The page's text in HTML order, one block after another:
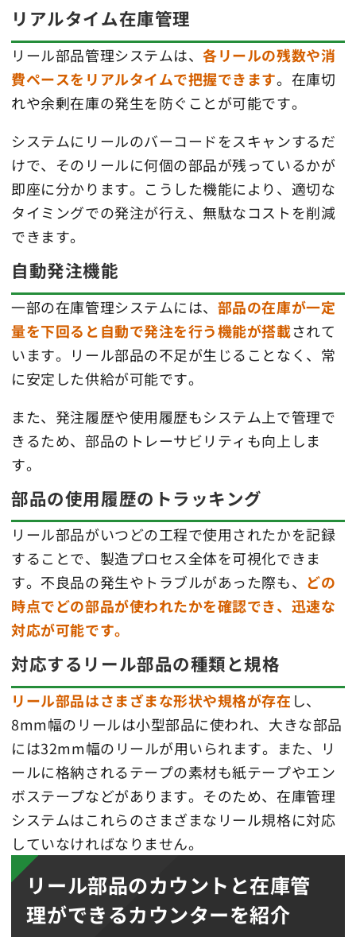
リアルタイム在庫管理
リール部品管理システムは、各リールの残数や消
費ペースをリアルタイムで把握できます。在庫切
れや余剰在庫の発生を防ぐことが可能です。
システムにリールのバーコードをスキャンするだ
けで、そのリールに何個の部品が残っているかが
即座に分かります。こうした機能により、適切な
タイミングでの発注が行え、無駄なコストを削減
できます。
自動発注機能
一部の在庫管理システムには、 部品の在庫が一定
量を下回ると自動で発注を行う機能が搭載されて
います。リール部品の不足が生じることなく、常
に安定した供給が可能です。
また、発注履歴や使用履歴もシステム上で管理で
きるため、部品のトレーサビリティも向上しま
す。
部品の使用履歴のトラッキング
リール部品がいつどの工程で使用されたかを記録
することで、製造プロセス全体を可視化できま
す。不良品の発生やトラブルがあった際も、 どの
時点でどの部品が使われたかを確認でき、迅速な
対応が可能です。
対応するリール部品の種類と規格
リール部品はさまざまな形状や規格が存在 し、
8mm幅のリールは小型部品に使われ、大きな部品
には32mm幅のリールが用いられます。また、リ
ールに格納されるテープの素材も紙テープやエン
ボステープなどがあります。そのため、在庫管理
システムはこれらのさまざまなリール規格に対応
していなければなりません。
リール部品のカウントと在庫管
理ができるカウンターを紹介